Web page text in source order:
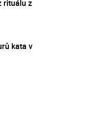
rituálu z
kata v